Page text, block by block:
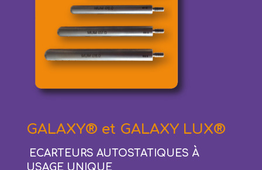
GALAXY® et GALAXY LUX®
ECARTEURS AUTOSTATIQUES À
USAGE UNIQUE